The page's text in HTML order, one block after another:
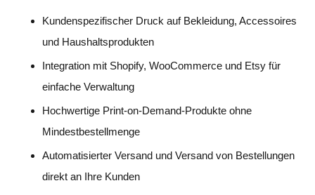
Kundenspezifischer Druck auf Bekleidung, Accessoires
und Haushaltsprodukten
Integration mit Shopify, WooCommerce und Etsy für
einfache Verwaltung
Hochwertige Print-on-Demand-Produkte ohne
Mindestbestellmenge
Automatisierter Versand und Versand von Bestellungen
direkt an Ihre Kunden